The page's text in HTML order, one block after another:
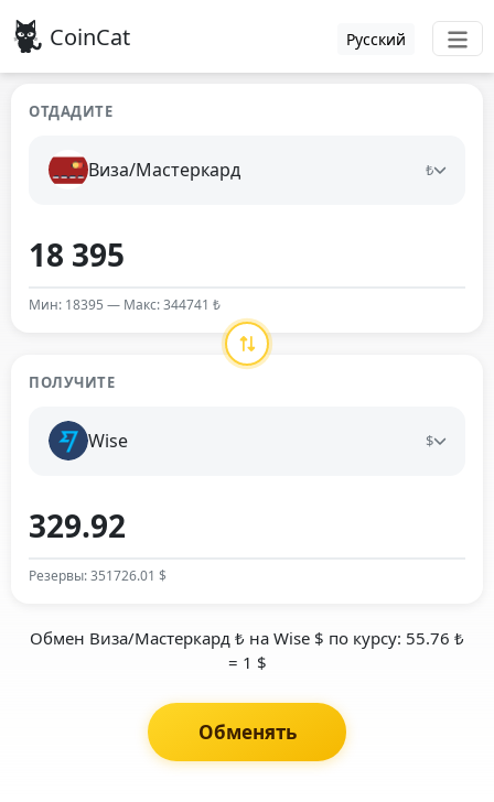
CoinCat Русский
ОТДАДИТЕ
Виза/Мастеркард ₺
Мин: 18395 — Макс: 344741 ₺
ПОЛУЧИТЕ
Wise $
Резервы: 351726.01 $
Обмен Виза/Мастеркард ₺ на Wise $ по курсу: 55.76 ₺
= 1 $
Обменять